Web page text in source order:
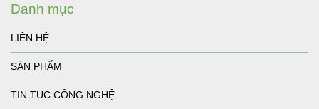
Danh mục
LIÊN HỆ
SẢN PHẨM
TIN TUC CÔNG NGHỆ